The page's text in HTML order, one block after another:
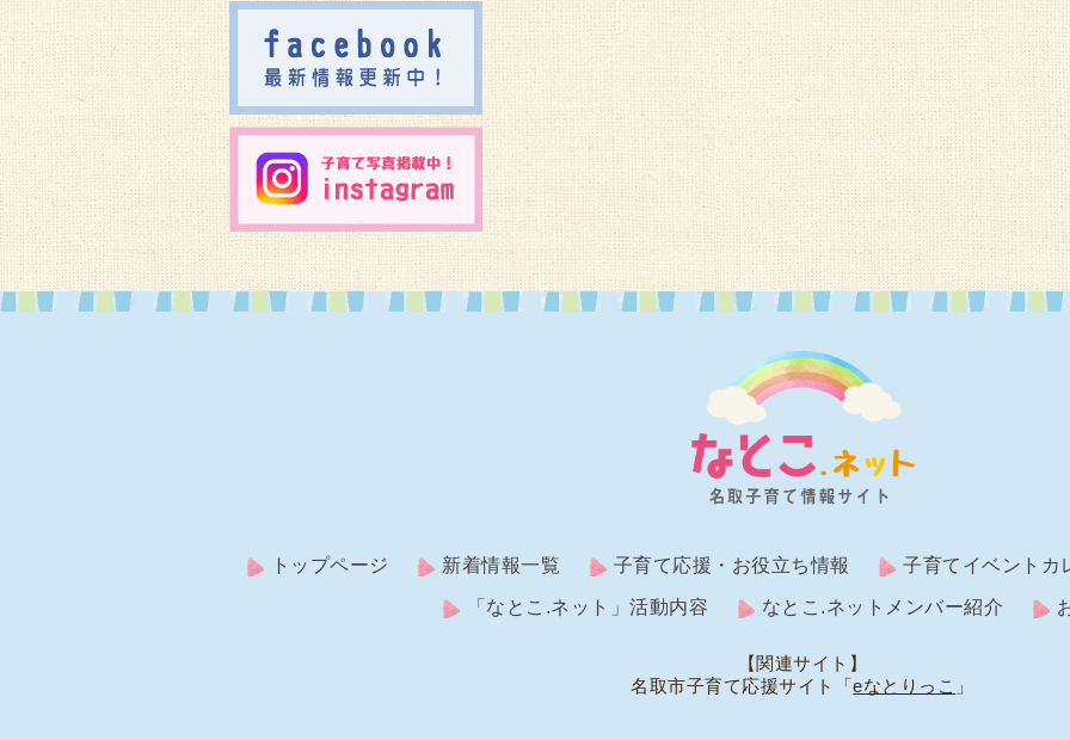
トップページ 新着情報一覧 子育て応援・お役立ち情報 子育てイベントカ
「なとこ.ネット」活動内容 なとこ.ネットメンバー紹介
【関連サイト】
名取市子育て応援サイト「eなとりっこ 」